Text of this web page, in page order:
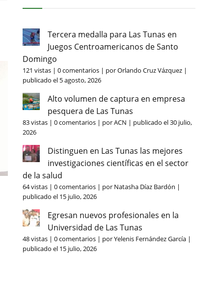
Tercera medalla para Las Tunas en
Juegos Centroamericanos de Santo
Domingo
121 vistas| 0 comentarios| porOrlando Cruz Vázquez|
publicado el 5 agosto, 2026
Alto volumen de captura en empresa
pesquera de Las Tunas
83 vistas| 0 comentarios| porACN | publicado el 30 julio,
2026
Distinguen en Las Tunas las mejores
investigaciones científicas en el sector
de la salud
64 vistas| 0 comentarios| por Natasha Díaz Bardón |
publicado el 15 julio, 2026
Egresan nuevos profesionales en la
Universidad de Las Tunas
48 vistas| 0 comentarios| porYelenis Fernández García|
publicado el 15 julio, 2026